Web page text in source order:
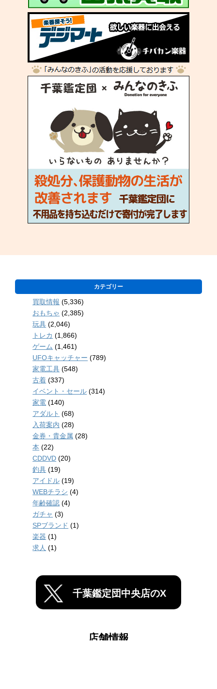
カテゴリー
買取情報 (5,336)
おもちゃ (2,385)
玩具 (2,046)
トレカ (1,866)
ゲーム (1,461)
UFOキャッチャー (789)
家電工具 (548)
古着 (337)
イベント・セール (314)
家電 (140)
アダルト (68)
入荷案内 (28)
金券・貴金属 (28)
本 (22)
CDDVD (20)
釣具 (19)
アイドル (19)
WEBチラシ (4)
年齢確認 (4)
ガチャ (3)
SPブランド (1)
楽器 (1)
求人 (1)
千葉鑑定団中央店のX
店舗情報